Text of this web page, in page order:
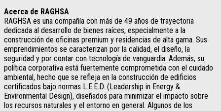
Acerca de RAGHSA
RAGHSA es una compañía con más de 49 años de trayectoria
dedicada al desarrollo de bienes raíces, especialmente a la
construcción de oficinas premium y residencias de alta gama. Sus
emprendimientos se caracterizan por la calidad, el diseño, la
seguridad y por contar con tecnología de vanguardia. Además, su
política corporativa está fuertemente comprometida con el cuidado
ambiental, hecho que se refleja en la construcción de edificios
certificados bajo normas L.E.E.D. (Leadership in Energy &
Environmental Design), diseñados para minimizar el impacto sobre
los recursos naturales y el entorno en general. Algunos de los